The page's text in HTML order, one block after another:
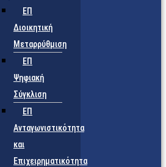
ΕΠ
Διοικητική
Μεταρρύθμιση
ΕΠ
Ψηφιακή
Σύγκλιση
ΕΠ
Ανταγωνιστικότητα
και
Επιχειρηματικότητα